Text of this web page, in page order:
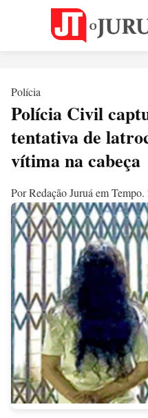
Polícia
Polícia Civil
tentativa de
vítima na cabeça
Por Redação Juruá em Tempo.